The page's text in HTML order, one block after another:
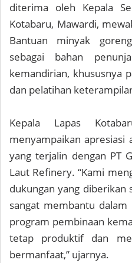
diterima oleh Kepala
Kotabaru, Mawardi,
Bantuan minyak
sebagai bahan
kemandirian, khususnya
dan pelatihan
Kepala Lapas
menyampaikan
yang terjalin dengan PT
Laut Refinery. “Kami
dukungan yang diberikan
sangat membantu
program pembinaan
tetap produktif dan
bermanfaat,” ujarnya.